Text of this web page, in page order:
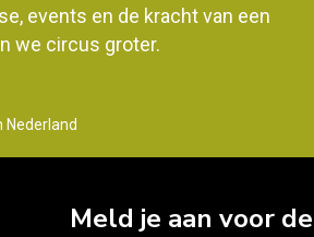
events en de kracht van een
we circus groter.
Nederland
Meld je aan voor